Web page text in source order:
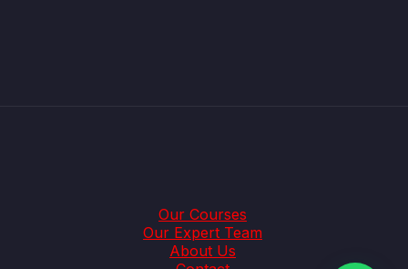
Our Courses
Our Expert Team
About Us